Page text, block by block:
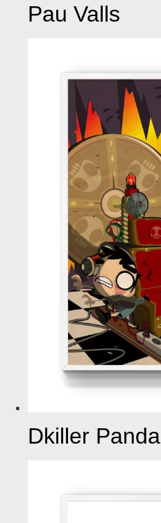
Pau Valls
Dkiller Panda